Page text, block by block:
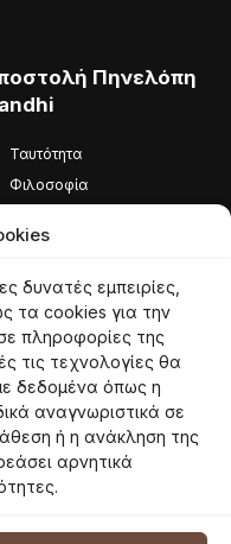
δυνατές εμπειρίες,
τα cookies για την
πληροφορίες της
τις τεχνολογίες θα
δεδομένα όπως η
αναγνωριστικά σε
ή η ανάκληση της
αρνητικά
Πηνελόπη
Ταυτότητα
Φιλοσοφία
Ορέων |
Πολιτική Cookies